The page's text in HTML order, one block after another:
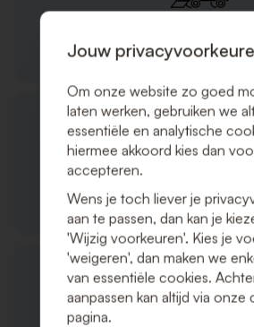
Bestellingen en
Klantenservice
Jouw
Om onze website zo goed
laten werken, gebruiken we
essentiële en analytische
hiermee akkoord kies dan
accepteren.
Wens je toch liever je
aan te passen, dan kan je
'Wijzig voorkeuren'. Kies je
'weigeren', dan maken we
van essentiële cookies.
aanpassen kan altijd via onze
pagina.